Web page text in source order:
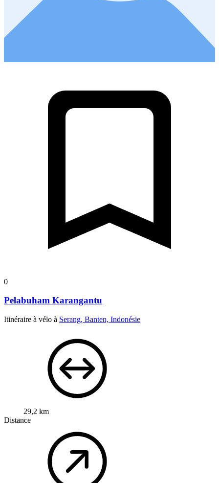
0
Pelabuham Karangantu
Itinéraire à vélo à Serang, Banten, Indonésie
29,2 km
Distance